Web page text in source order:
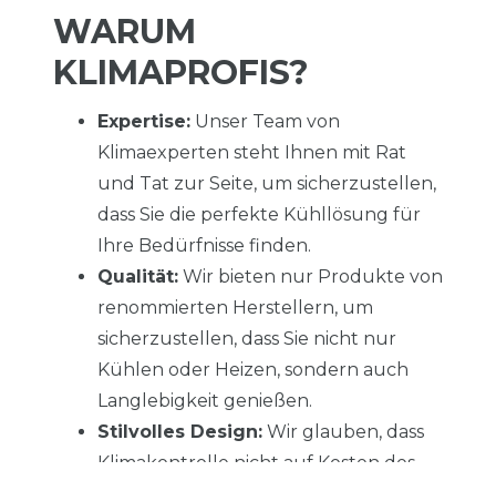
WARUM
KLIMAPROFIS?
Expertise: Unser Team von
Klimaexperten steht Ihnen mit Rat
und Tat zur Seite, um sicherzustellen,
dass Sie die perfekte Kühllösung für
Ihre Bedürfnisse finden.
Qualität: Wir bieten nur Produkte von
renommierten Herstellern, um
sicherzustellen, dass Sie nicht nur
Kühlen oder Heizen, sondern auch
Langlebigkeit genießen.
Stilvolles Design: Wir glauben, dass
Klimakontrolle nicht auf Kosten des